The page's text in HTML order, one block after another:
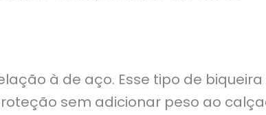
à de aço. Esse tipo de
sem adicionar peso ao